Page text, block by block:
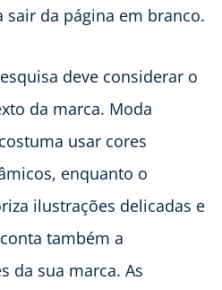
da página em branco.
deve considerar o
da marca. Moda
usar cores
enquanto o
ilustrações delicadas e
também a
da sua marca. As